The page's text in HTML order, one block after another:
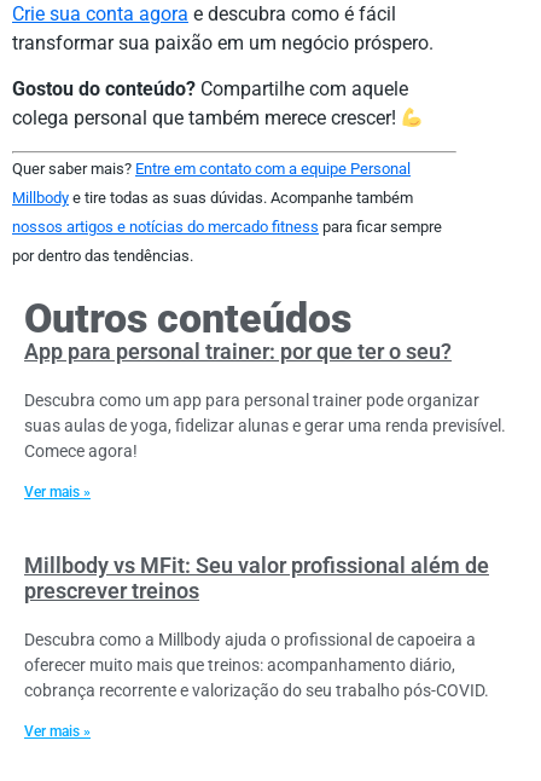
Crie sua conta agora e descubra como é fácil
transformar sua paixão em um negócio próspero.
Gostou do conteúdo? Compartilhe com aquele
colega personal que também merece crescer!
Quer saber mais? Entre em contato com a equipe Personal
Millbody e tire todas as suas dúvidas. Acompanhe também
nossos artigos e notícias do mercado fitness para ficar sempre
por dentro das tendências.
Outros conteúdos
App para personal trainer: por que ter o seu?
Descubra como um app para personal trainer pode organizar
suas aulas de yoga, fidelizar alunas e gerar uma renda previsível.
Comece agora!
Ver mais »
Millbody vs MFit: Seu valor profissional além de
prescrever treinos
Descubra como a Millbody ajuda o profissional de capoeira a
oferecer muito mais que treinos: acompanhamento diário,
cobrança recorrente e valorização do seu trabalho pós-COVID.
Ver mais »